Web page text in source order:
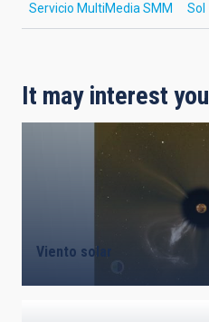
Servicio MultiMedia SMM
Sol
It may interest you
Viento solar